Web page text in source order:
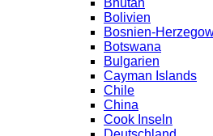
Bolivien
Bosnien-
Botswana
Bulgarien
Cayman Islands
Chile
China
Cook Inseln